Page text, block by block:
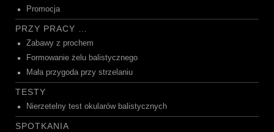
Promocja
PRZY PRACY …
Zabawy z prochem
Formowanie żelu balistycznego
Mała przygoda przy strzelaniu
TESTY
Nierzetelny test okularów balistycznych
SPOTKANIA